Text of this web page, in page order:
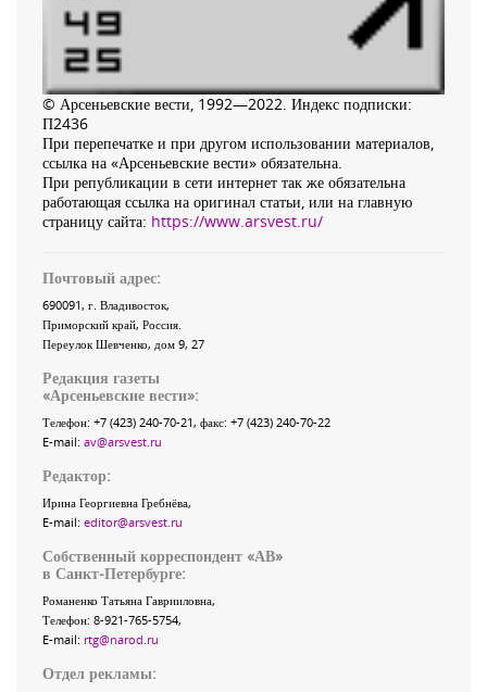
© Арсеньевские вести, 1992—2022. Индекс подписки:
П2436
При перепечатке и при другом использовании материалов,
ссылка на «Арсеньевские вести» обязательна.
При републикации в сети интернет так же обязательна
работающая ссылка на оригинал статьи, или на главную
страницу сайта: https://www.arsvest.ru/
Почтовый адрес:
690091, г. Владивосток,
Приморский край, Россия
Переулок Шевченко, дом 9, 27
Редакция газеты
«Арсеньевские вести»:
Телефон: +7 (423) 240-70-21, факс: +7 (423) 240-70-22
E-mail: av@arsvest.ru
Редактор:
Ирина Георгиевна Гребнёва,
E-mail: editor@arsvest.ru
Собственный корреспондент «АВ»
в Санкт-Петербурге:
Романенко Татьяна Гаврииловна,
Телефон: 8-921-765-5754,
E-mail: rtg@narod.ru
Отдел рекламы: